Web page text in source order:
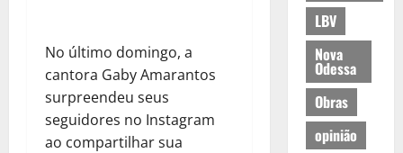
No último domingo, a
cantora Gaby Amarantos
surpreendeu seus
seguidores no Instagram
ao compartilhar sua
LBV
Nova
Odessa
Obras
opinião